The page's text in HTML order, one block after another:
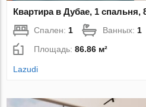
Квартира в Дубае, 1 спальня,
Спален:1 Ванных:1
Площадь:86.86 м²
Lazudi